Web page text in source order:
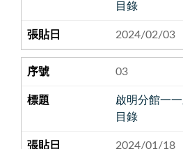
目錄
2024/02/03
03
啟明分館一
目錄
2024/01/18